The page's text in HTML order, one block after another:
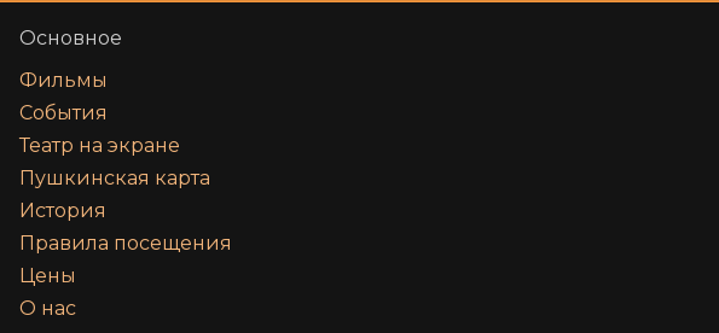
Основное
Фильмы
События
Театр на экране
Пушкинская карта
История
Правила посещения
Цены
О нас